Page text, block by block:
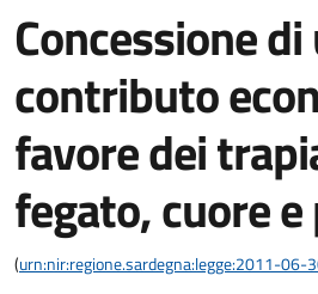
Concessione di
contributo
favore dei
fegato, cuore
(urn:nir:regione.sardegna:legge:2011-06-